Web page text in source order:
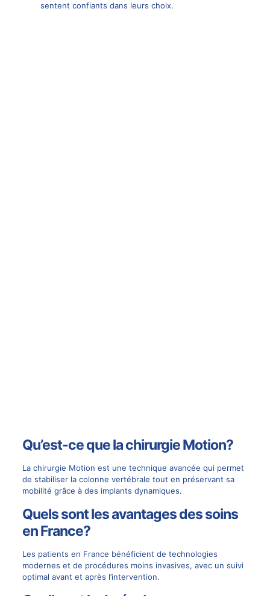
sentent confiants dans leurs choix.
Qu’est-ce que la chirurgie Motion?
La chirurgie Motion est une technique avancée qui permet
de stabiliser la colonne vertébrale tout en préservant sa
mobilité grâce à des implants dynamiques.
Quels sont les avantages des soins
en France?
Les patients en France bénéficient de technologies
modernes et de procédures moins invasives, avec un suivi
optimal avant et après l’intervention.